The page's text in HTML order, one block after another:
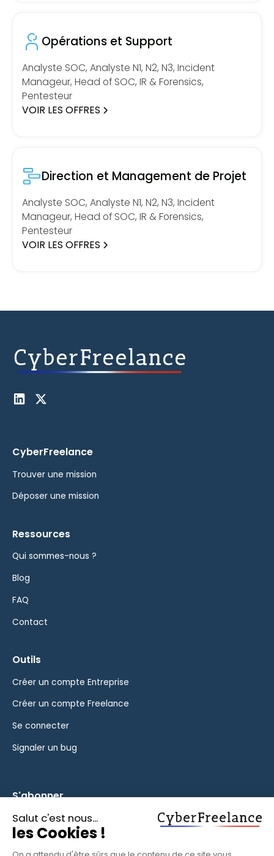
Opérations et Support
Analyste SOC, Analyste N1, N2, N3, Incident
Manageur, Head of SOC, IR & Forensics,
Pentesteur
VOIR LES OFFRES
Direction et Management de Projet
Analyste SOC, Analyste N1, N2, N3, Incident
Manageur, Head of SOC, IR & Forensics,
Pentesteur
VOIR LES OFFRES
CyberFreelance
Trouver une mission
Déposer une mission
Ressources
Qui sommes-nous ?
Blog
FAQ
Contact
Outils
Créer un compte Entreprise
Créer un compte Freelance
Se connecter
Signaler un bug
S'abonner
Inscrivez-vous à notre newsletter pour rester informé des
fonctionnalités et des nouveautés.
S'ABONNER